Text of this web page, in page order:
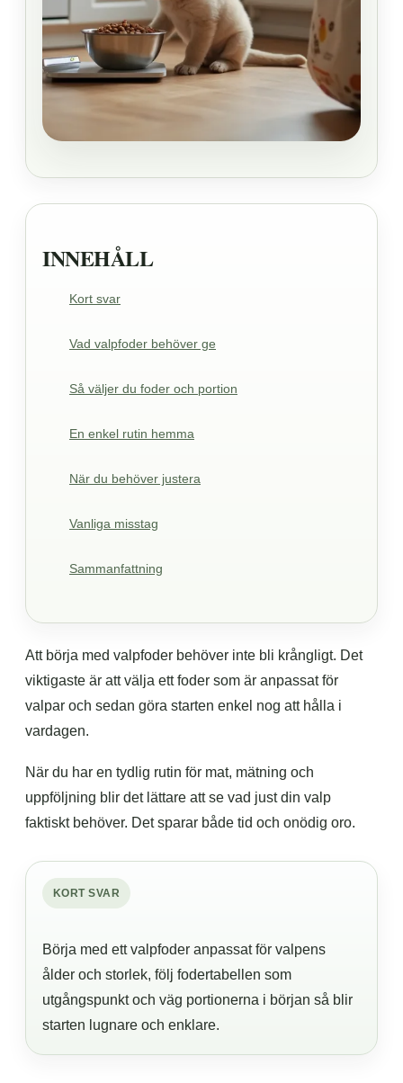
INNEHÅLL
Kort svar
Vad valpfoder behöver ge
Så väljer du foder och portion
En enkel rutin hemma
När du behöver justera
Vanliga misstag
Sammanfattning
Att börja med valpfoder behöver inte bli krångligt. Det
viktigaste är att välja ett foder som är anpassat för
valpar och sedan göra starten enkel nog att hålla i
vardagen.
När du har en tydlig rutin för mat, mätning och
uppföljning blir det lättare att se vad just din valp
faktiskt behöver. Det sparar både tid och onödig oro.
KORT SVAR
Börja med ett valpfoder anpassat för valpens
ålder och storlek, följ fodertabellen som
utgångspunkt och väg portionerna i början så blir
starten lugnare och enklare.